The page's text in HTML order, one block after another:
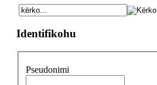
Identifikohu
Pseudonimi